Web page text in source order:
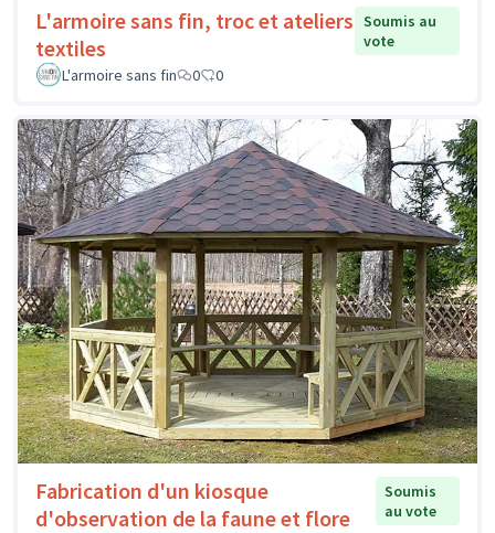
L'armoire sans fin, troc et ateliers
textiles
Soumis au
vote
L'armoire sans fin
0 0
Fabrication d'un kiosque
d'observation de la faune et flore
Soumis
au vote